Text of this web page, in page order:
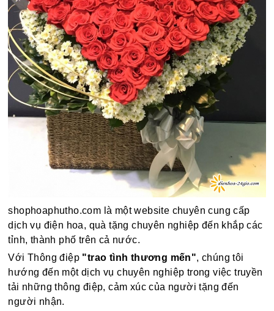
shophoaphutho.com là một website chuyên cung cấp
dịch vụ điện hoa, quà tặng chuyên nghiệp đến khắp các
tỉnh, thành phố trên cả nước.
Với Thông điệp "trao tình thương mến", chúng tôi
hướng đến một dịch vụ chuyên nghiệp trong việc truyền
tải những thông điệp, cảm xúc của người tặng đến
người nhận.